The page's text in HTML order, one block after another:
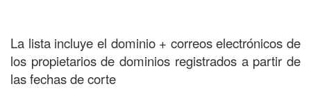
La lista incluye el dominio + correos electrónicos de
los propietarios de dominios registrados a partir de
las fechas de corte